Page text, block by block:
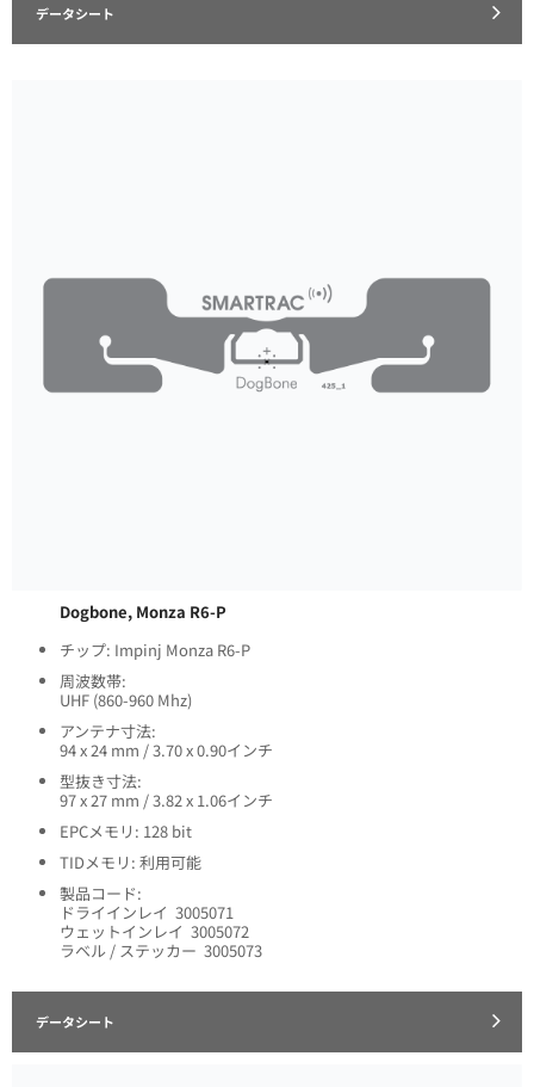
データシート
Dogbone, Monza R6-P
チップ: Impinj Monza R6-P
周波数帯:
UHF (860-960 Mhz)
アンテナ寸法:
94 x 24 mm / 3.70 x 0.90インチ
型抜き寸法:
97 x 27 mm / 3.82 x 1.06インチ
EPCメモリ: 128 bit
TIDメモリ: 利用可能
製品コード:
ドライインレイ 3005071
ウェットインレイ 3005072
ラベル / ステッカー 3005073
データシート